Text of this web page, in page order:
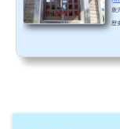
鹿
歴
が